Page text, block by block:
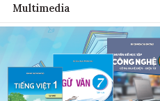
Multimedia